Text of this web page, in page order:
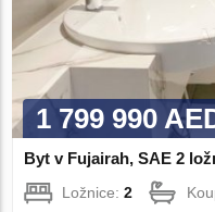
1 799 990
Byt v Fujairah, SAE 2
Ložnice:2